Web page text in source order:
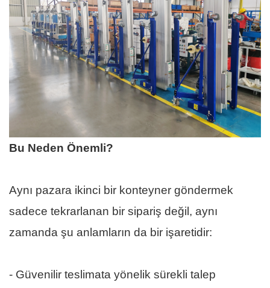
Bu Neden Önemli?
Aynı pazara ikinci bir konteyner göndermek
sadece tekrarlanan bir sipariş değil, aynı
zamanda şu anlamların da bir işaretidir:
- Güvenilir teslimata yönelik sürekli talep